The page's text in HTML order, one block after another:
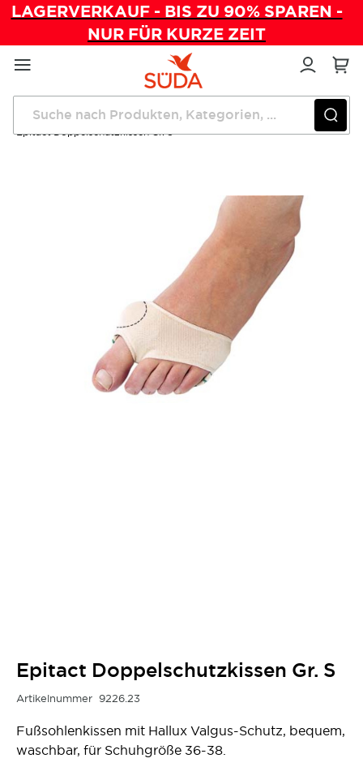
LAGERVERKAUF - BIS ZU 90% SPAREN -
NUR FÜR KURZE ZEIT
Direkt
zum
Inhalt
Startseite
Wundversorgung
Epitact Doppelschutzkissen Gr. S
Epitact Doppelschutzkissen Gr. S
Artikelnummer 9226.23
Fußsohlenkissen mit Hallux Valgus-Schutz, bequem,
waschbar, für Schuhgröße 36-38.